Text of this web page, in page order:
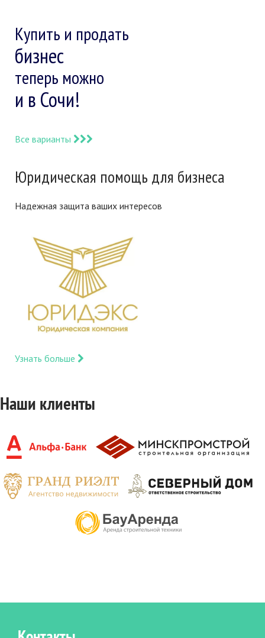
Купить и продать
бизнес
теперь можно
и в Сочи!
Все варианты
Юридическая помощь для бизнеса
Надежная защита ваших интересов
Узнать больше
Наши клиенты